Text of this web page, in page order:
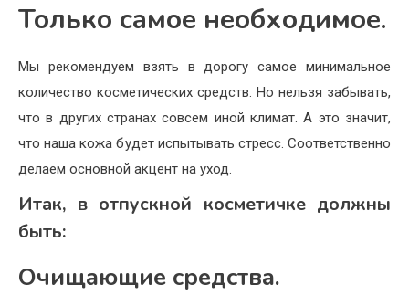
Только самое необходимое.
Мы рекомендуем взять в дорогу самое минимальное
количество косметических средств. Но нельзя забывать,
что в других странах совсем иной климат. А это значит,
что наша кожа будет испытывать стресс. Соответственно
делаем основной акцент на уход.
Итак, в отпускной косметичке должны
быть:
Очищающие средства.